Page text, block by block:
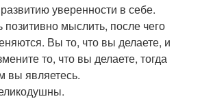
уверенности в себе.
мыслить, после чего
Вы то, что вы делаете, и
то, что вы делаете, тогда
вы являетесь.